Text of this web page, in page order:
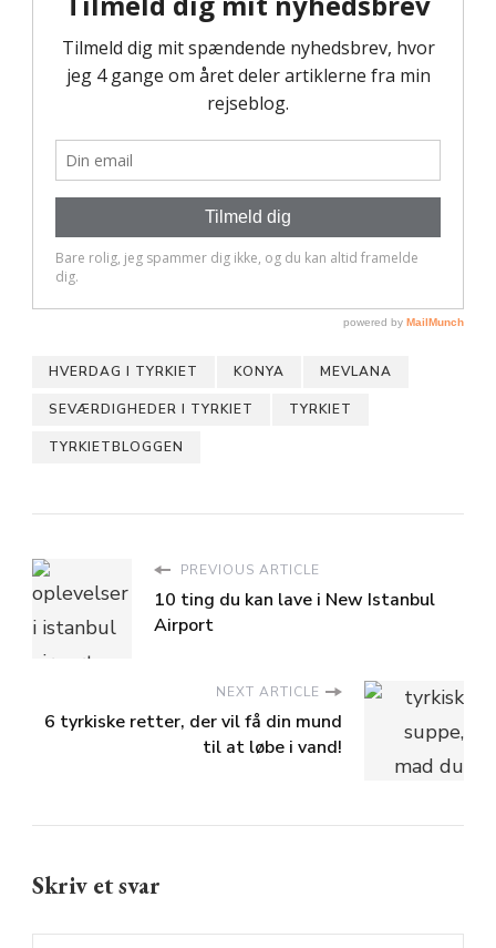
HVERDAG I TYRKIET KONYA MEVLANA
SEVÆRDIGHEDER I TYRKIET TYRKIET
TYRKIETBLOGGEN
PREVIOUS ARTICLE
10 ting du kan lave i New Istanbul
Airport
NEXT ARTICLE
6 tyrkiske retter, der vil få din mund
til at løbe i vand!
Skriv et svar